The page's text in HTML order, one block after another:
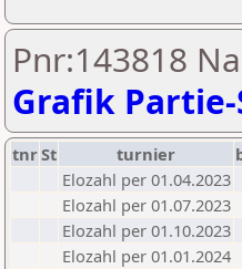
Pnr:143818
Grafik
tnrSt turnier
Elozahl per 01.04.2023
Elozahl per 01.07.2023
Elozahl per 01.10.2023
Elozahl per 01.01.2024